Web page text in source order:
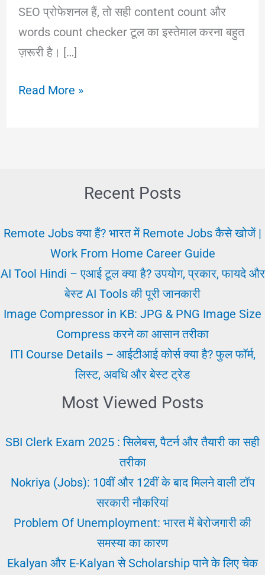
SEO प्रोफेशनल हैं, तो सही content count और
words count checker टूल का इस्तेमाल करना बहुत
ज़रूरी है। […]
Words
गिनती
इस
Powerful
Online
के
Read More »
Recent Posts
Remote Jobs क्या हैं? भारत में Remote Jobs कैसे खोजें |
Work From Home Career Guide
AI Tool Hindi – एआई टूल क्या है? उपयोग, प्रकार, फायदे और
बेस्ट AI Tools की पूरी जानकारी
Image Compressor in KB: JPG & PNG Image Size
Compress करने का आसान तरीका
ITI Course Details – आईटीआई कोर्स क्या है? फुल फॉर्म,
लिस्ट, अवधि और बेस्ट ट्रेड
Most Viewed Posts
SBI Clerk Exam 2025 : सिलेबस, पैटर्न और तैयारी का सही
तरीका
Nokriya (Jobs): 10वीं और 12वीं के बाद मिलने वाली टॉप
सरकारी नौकरियां
Problem Of Unemployment: भारत में बेरोजगारी की
समस्या का कारण
Ekalyan और E-Kalyan से Scholarship पाने के लिए चेक